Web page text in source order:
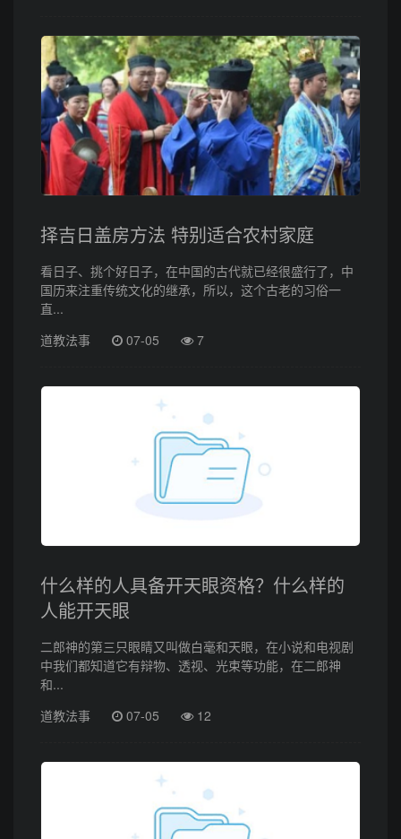
择吉日盖房方法 特别适合农村家庭
看日子、挑个好日子，在中国的古代就已经很盛行了，中
国历来注重传统文化的继承，所以，这个古老的习俗一
直...
道教法事
07-05 7
什么样的人具备开天眼资格？什么样的
人能开天眼
二郎神的第三只眼睛又叫做白毫和天眼，在小说和电视剧
中我们都知道它有辩物、透视、光束等功能，在二郎神
和...
道教法事
07-05 12